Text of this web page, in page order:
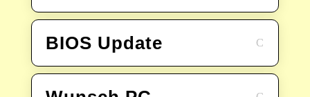
BIOS Update